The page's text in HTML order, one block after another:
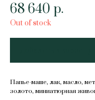
68 640 р.
Out of stock
Папье-маше, лак, масло,
золото, миниатюрная